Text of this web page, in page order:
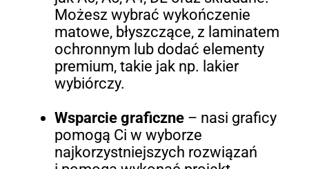
Możesz wybrać wykończenie
matowe, błyszczące, z laminatem
ochronnym lub dodać elementy
premium, takie jak np. lakier
wybiórczy.
Wsparcie graficzne– nasi graficy
pomogą Ci w wyborze
najkorzystniejszych rozwiązań